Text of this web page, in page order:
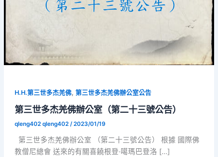
H.H.第三世多杰羌佛, 第三世多杰羌佛辦公室公告
第三世多杰羌佛辦公室（第二十三號公告）
qleng402 qleng402 /2023/01/19
第三世多杰羌佛辦公室 （第二十三號公告） 根據 國際佛
教僧尼總會 送來的有關喜饒根登·噶瑪巴登洛 […]